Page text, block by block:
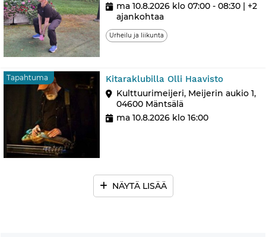
ma 10.8.2026 klo 07:00 - 08:30 | +2
ajankohtaa
Urheilu ja liikunta
Tapahtuma Kitaraklubilla Olli Haavisto
Kulttuurimeijeri, Meijerin aukio 1,
04600 Mäntsälä
ma 10.8.2026 klo 16:00
NÄYTÄ LISÄÄ